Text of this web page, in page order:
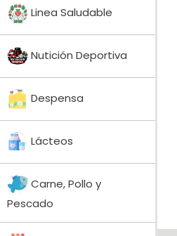
Linea Saludable
Nutición Deportiva
Despensa
Lácteos
Carne, Pollo y
Pescado